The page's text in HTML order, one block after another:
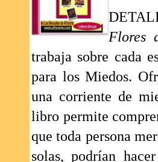
Flores
trabaja sobre cada
para los Miedos.
una corriente de
libro permite
que toda persona
solas, podrían